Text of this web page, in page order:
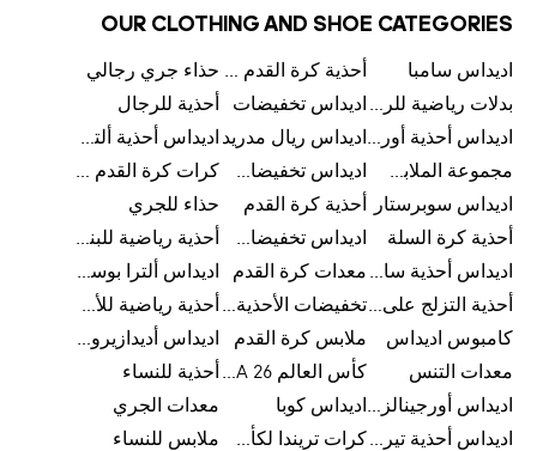
OUR CLOTHING AND SHOE CATEGORIES
اديداس سامبا أحذية كرة القدم للرجال حذاء جري رجالي
بدلات رياضية للرجال اديداس تخفيضات
أحذية للرجال
اديداس أحذية أورجينالز اديداس ريال مدريد
اديداس أحذية ألترا بوست للرجال
مجموعة الملابس الرياضية
اديداس تخفيضات للأطفال
كرات كرة القدم للرجال
اديداس سوبرستار
أحذية كرة القدم
حذاء للجري
أحذية كرة السلة
اديداس تخفيضات للرجال
أحذية رياضية للبنات
اديداس أحذية سامبا للنساء معدات كرة القدم
اديداس ألترا بوست
أحذية التزلج على اللوح للرجال
تخفيضات الأحذية للرجال
أحذية رياضية للأطفال
كامبوس اديداس
ملابس كرة القدم
اديداس أديدازيرو معدات الجري
معدات التنس
كأس العالم FIFA 26™ أحذية للنساء
اديداس أورجينالز ملابس للنساء اديداس كوبا
معدات الجري
اديداس أحذية تيريكس
كرات تريندا لكأس العالم FIFA 26™
ملابس للنساء